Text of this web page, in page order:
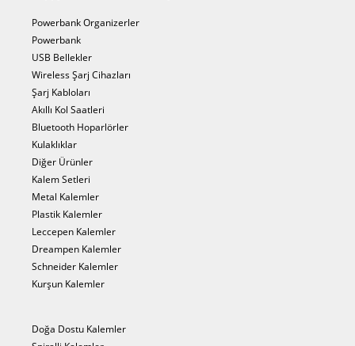
Powerbank Organizerler
Powerbank
USB Bellekler
Wireless Şarj Cihazları
Şarj Kabloları
Akıllı Kol Saatleri
Bluetooth Hoparlörler
Kulaklıklar
Diğer Ürünler
Kalem Setleri
Metal Kalemler
Plastik Kalemler
Leccepen Kalemler
Dreampen Kalemler
Schneider Kalemler
Kurşun Kalemler
Doğa Dostu Kalemler